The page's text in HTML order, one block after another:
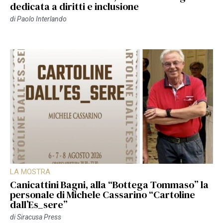
dedicata a diritti e inclusione
diPaolo Interlando
LA MOSTRA
Canicattini Bagni, alla “Bottega Tommaso” la
personale di Michele Cassarino “Cartoline
dall’Es_sere”
diSiracusa Press